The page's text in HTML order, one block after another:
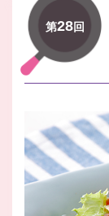
第28回